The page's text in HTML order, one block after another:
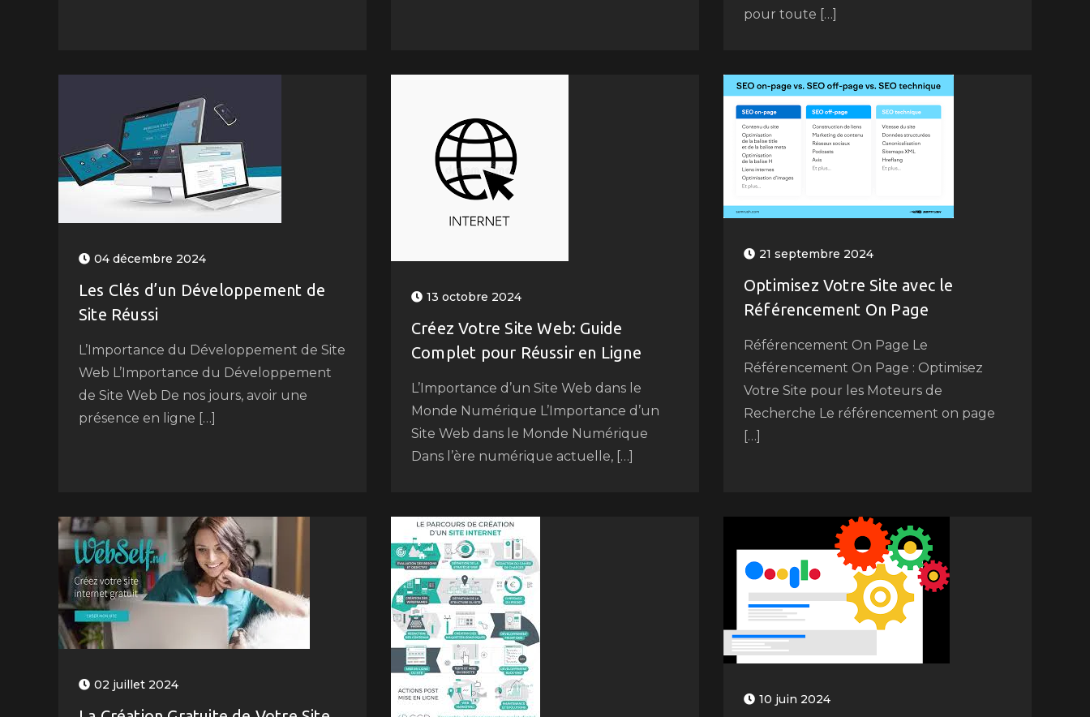
pour toute […]
04 décembre 2024
Les Clés d’un Développement de
Site Réussi
L’Importance du Développement de Site
Web L’Importance du Développement
de Site Web De nos jours, avoir une
présence en ligne […]
13 octobre 2024
Créez Votre Site Web: Guide
Complet pour Réussir en Ligne
L’Importance d’un Site Web dans le
Monde Numérique L’Importance d’un
Site Web dans le Monde Numérique
Dans l’ère numérique actuelle, […]
21 septembre 2024
Optimisez Votre Site avec le
Référencement On Page
Référencement On Page Le
Référencement On Page : Optimisez
Votre Site pour les Moteurs de
Recherche Le référencement on page
[…]
02 juillet 2024
10 juin 2024